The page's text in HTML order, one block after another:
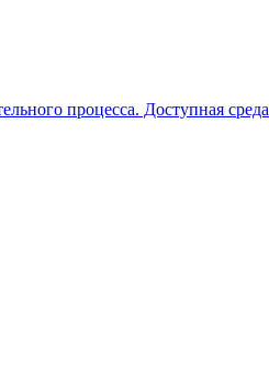
процесса. Доступная среда